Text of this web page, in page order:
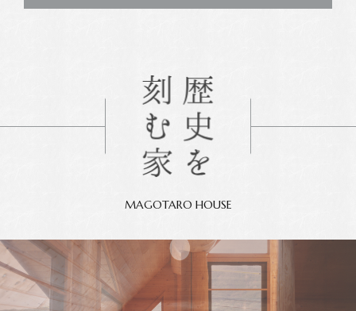
MAGOTARO HOUSE